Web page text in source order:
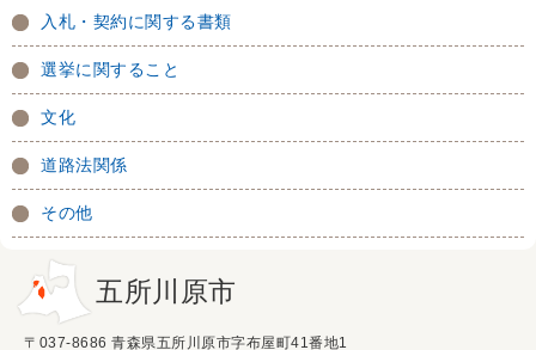
入札・契約に関する書類
選挙に関すること
文化
道路法関係
その他
五所川原市
〒037-8686 青森県五所川原市字布屋町41番地1